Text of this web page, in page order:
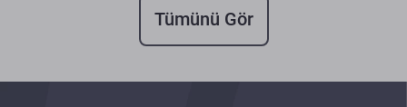
Tümünü Gör